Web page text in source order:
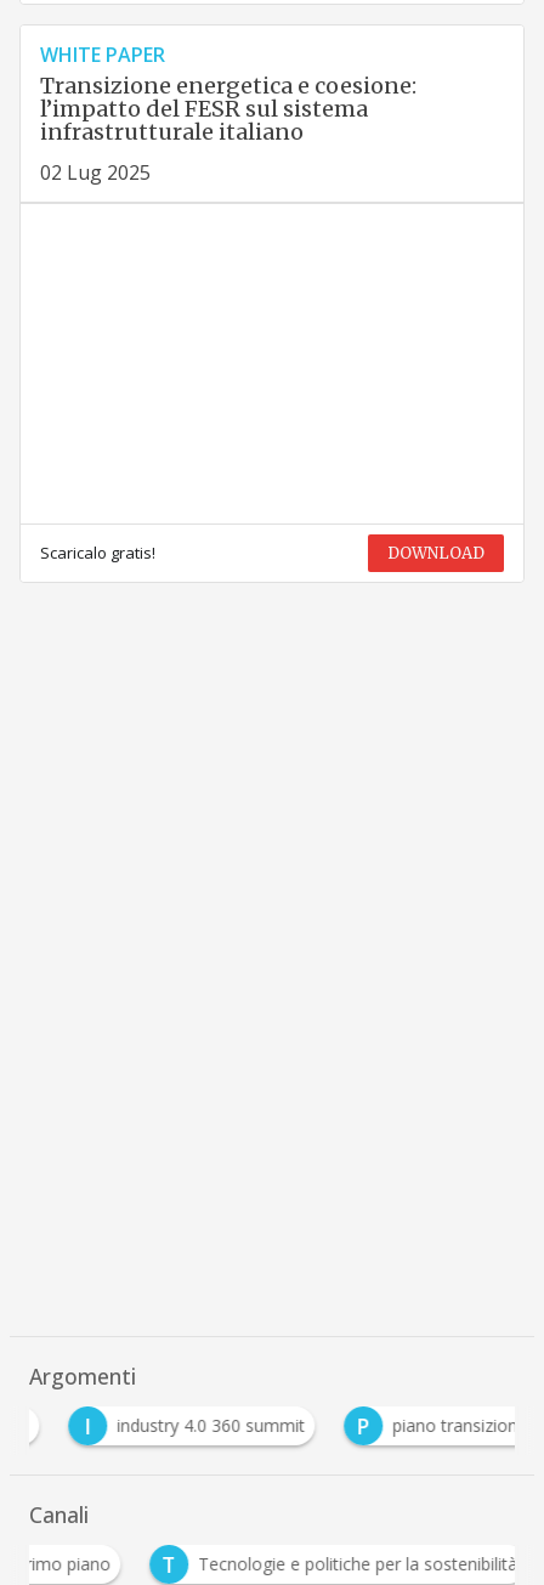
WHITE PAPER
Transizione energetica e coesione:
l’impatto del FESR sul sistema
infrastrutturale italiano
02 Lug 2025
Scaricalo gratis! DOWNLOAD
Argomenti
industry 4.0 360 summit piano transizione 4.0
Canali
piano T Tecnologie e politiche per la sostenibilità